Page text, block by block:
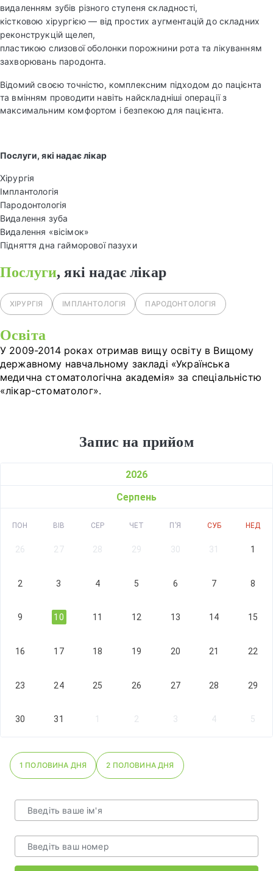
видаленням зубів різного ступеня складності,
кістковою хірургією — від простих аугментацій до складних
реконструкцій щелеп,
пластикою слизової оболонки порожнини рота та лікуванням
захворювань пародонта.
Відомий своєю точністю, комплексним підходом до пацієнта
та вмінням проводити навіть найскладніші операції з
максимальним комфортом і безпекою для пацієнта.
Послуги, які надає лікар
Хірургія
Імплантологія
Пародонтологія
Видалення зуба
Видалення «вісімок»
Підняття дна гайморової пазухи
Послуги, які надає лікар
ХІРУРГІЯ ІМПЛАНТОЛОГІЯ ПАРОДОНТОЛОГІЯ
Освіта
У 2009-2014 роках отримав вищу освіту в Вищому
державному навчальному закладі «Українська
медична стоматологічна академія» за спеціальністю
«лікар-стоматолог».
Запис на прийом
2026
Серпень
ПОН ВІВ СЕР ЧЕТ ПʼЯ СУБ НЕД
26 27 28 29 30 31 1
2 3 4 5 6 7 8
9 10 11 12 13 14 15
16 17 18 19 20 21 22
23 24 25 26 27 28 29
30 31 1 2 3 4 5
1 ПОЛОВИНА ДНЯ 2 ПОЛОВИНА ДНЯ